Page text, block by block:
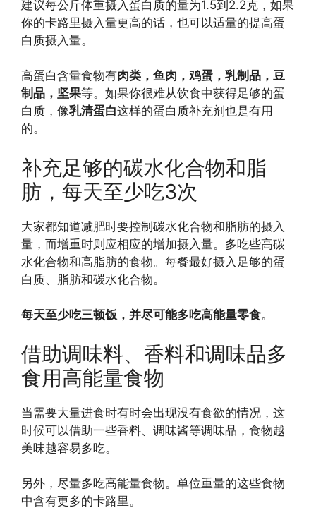
建议每公斤体重摄入蛋白质的量为1.5到2.2克，如果
你的卡路里摄入量更高的话，也可以适量的提高蛋
白质摄入量。
高蛋白含量食物有肉类，鱼肉，鸡蛋，乳制品，豆
制品，坚果等。如果你很难从饮食中获得足够的蛋
白质，像乳清蛋白这样的蛋白质补充剂也是有用
的。
补充足够的碳水化合物和脂
肪，每天至少吃3次
大家都知道减肥时要控制碳水化合物和脂肪的摄入
量，而增重时则应相应的增加摄入量。多吃些高碳
水化合物和高脂肪的食物。每餐最好摄入足够的蛋
白质、脂肪和碳水化合物。
每天至少吃三顿饭，并尽可能多吃高能量零食。
借助调味料、香料和调味品多
食用高能量食物
当需要大量进食时有时会出现没有食欲的情况，这
时候可以借助一些香料、调味酱等调味品，食物越
美味越容易多吃。
另外，尽量多吃高能量食物。单位重量的这些食物
中含有更多的卡路里。